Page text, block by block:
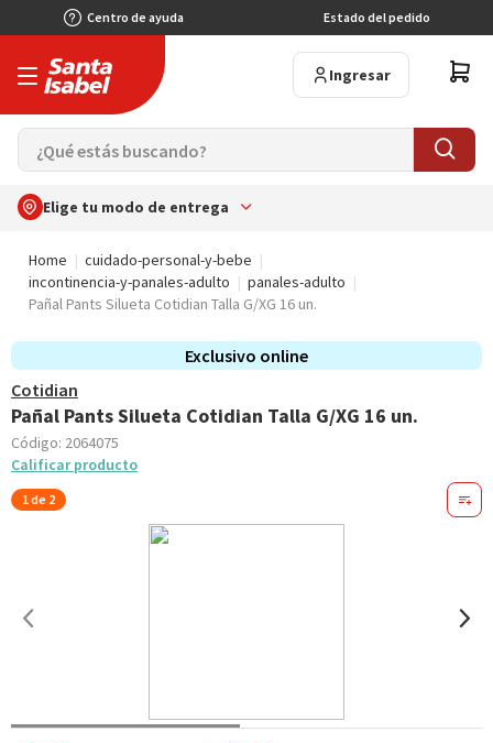
Centro de ayuda Estado del pedido
Ingresar
Elige tu modo de entrega
Home
cuidado-personal-y-bebe
incontinencia-y-panales-adulto
panales-adulto
Pañal Pants Silueta Cotidian Talla G/XG 16 un.
Exclusivo online
Cotidian
Pañal Pants Silueta Cotidian Talla G/XG 16 un.
Código: 2064075
Calificar producto
1 de 2